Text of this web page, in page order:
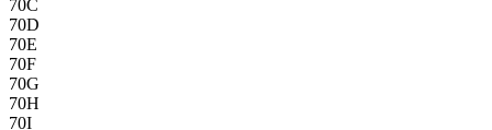
70C
70D
70E
70F
70G
70H
70I